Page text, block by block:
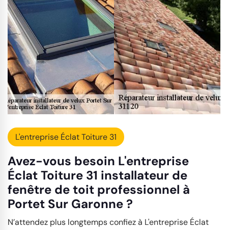
L'entreprise Éclat Toiture 31
Avez-vous besoin L'entreprise
Éclat Toiture 31 installateur de
fenêtre de toit professionnel à
Portet Sur Garonne ?
N’attendez plus longtemps confiez à L'entreprise Éclat